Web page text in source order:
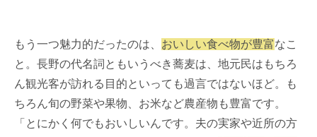
もう一つ魅力的だったのは、 おいしい食べ物が豊富なこ
と。長野の代名詞ともいうべき蕎麦は、地元民はもちろ
ん観光客が訪れる目的といっても過言ではないほど。も
ちろん旬の野菜や果物、お米など農産物も豊富です。
「とにかく何でもおいしいんです。夫の実家や近所の方